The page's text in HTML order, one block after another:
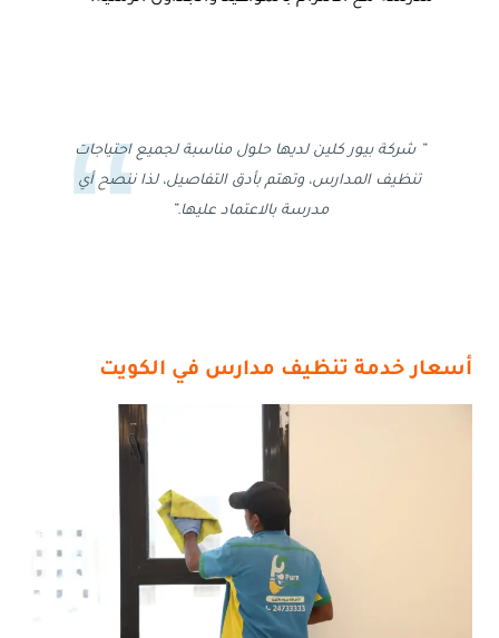
” شركة بيور كلين لديها حلول مناسبة لجميع احتياجات
تنظيف المدارس، وتهتم بأدق التفاصيل، لذا ننصح أي
مدرسة بالاعتماد عليها.”
أسعار خدمة تنظيف مدارس في الكويت